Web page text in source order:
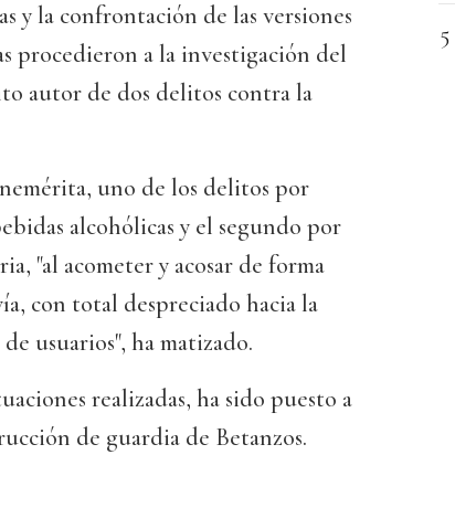
y la confrontación de las versiones
procedieron a la investigación del
autor de dos delitos contra la
uno de los delitos por
alcohólicas y el segundo por
"al acometer y acosar de forma
con total despreciado hacia la
usuarios", ha matizado.
realizadas, ha sido puesto a
de guardia de Betanzos.